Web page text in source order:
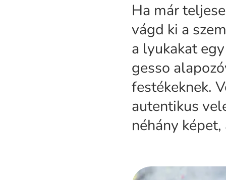
Ha már
vágd ki a
a lyukakat
gesso
festékeknek.
autentikus
néhány